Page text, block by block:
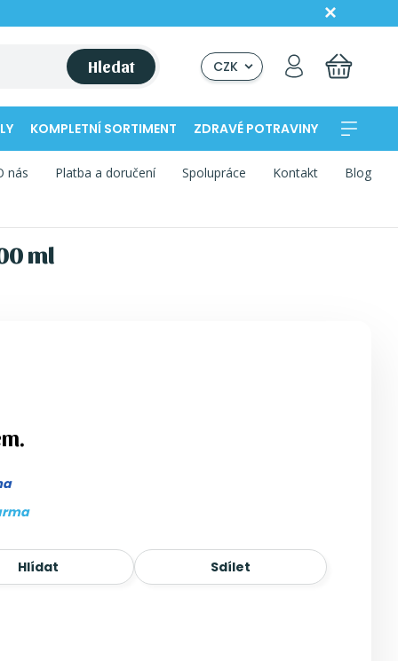
Hledat CZK
KOMPLETNÍ SORTIMENT ZDRAVÉ POTRAVINY
nás Platba a doručení Spolupráce Kontakt Blog
ml
Hlídat Sdílet